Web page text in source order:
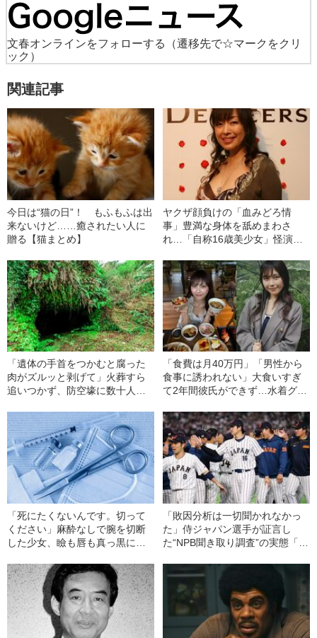
文春オンラインをフォローする
（遷移先で☆マークをクリ
ック）
関連記事
今日は“猫の日”！ もふもふは出
来ないけど……癒されたい人に
贈る【猫まとめ】
ヤクザ顔負けの「血みどろ情
事」豊満な身体を舐めまわさ
れ…「自称16歳美少女」怪演
ぎる“熟れ方”
「遺体の手首をつかむと腐った
肉がズルッと剥げて」火葬すら
追いつかず、防空壕に数十人
た少年兵が明かした“過酷すぎる
任務”とは
「食費は月40万円」「男性から
食事に誘われない」大食いすぎ
て2年間彼氏ができず…水着グラ
女子（24）が語る、驚愕の食生
活
「死にたくないんです。切って
ください」麻酔なしで腕を切断
した少女、瞼も唇も真っ黒に腫
い」と息絶えた少年…原爆投下
直後に“広島の離島で起きていた
知られざる被害の実情
「敗因分析は一切聞かれなかっ
た」侍ジャパン選手が証言し
た“NPB聞き取り調査”の実態「選